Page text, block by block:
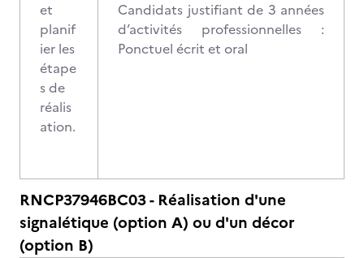
et
planif
ier les
étape
s de
réalis
ation.
Candidats justifiant de 3 années
d’activités professionnelles :
Ponctuel écrit et oral
RNCP37946BC03 - Réalisation d'une
signalétique (option A) ou d'un décor
(option B)